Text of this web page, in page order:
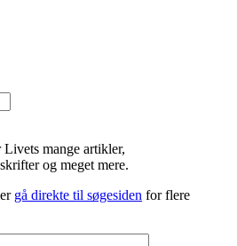
mange artikler,
og meget mere.
gå direkte til søgesiden for flere